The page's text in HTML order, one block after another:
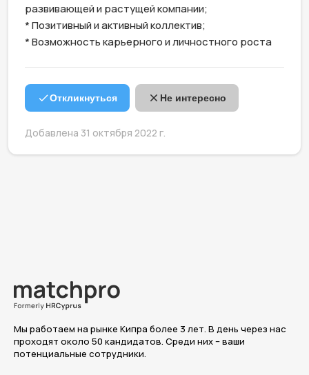
развивающей и растущей компании;
* Позитивный и активный коллектив;
Откликнуться Не интересно
Добавлена 31 октября 2022 г.
Мы работаем на рынке Кипра более 3 лет. В день через нас
проходят около 50 кандидатов. Среди них – ваши
потенциальные сотрудники.